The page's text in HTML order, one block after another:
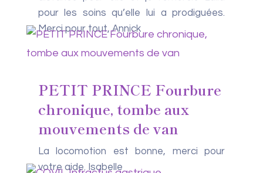
pour les soins qu’elle lui a prodiguées.
Merci pour tout, Annick
PETIT PRINCE Fourbure
chronique, tombe aux
mouvements de van
La locomotion est bonne, merci pour
votre aide. Isabelle